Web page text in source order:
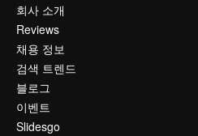
회사 소개
Reviews
채용 정보
검색 트렌드
블로그
이벤트
Slidesgo